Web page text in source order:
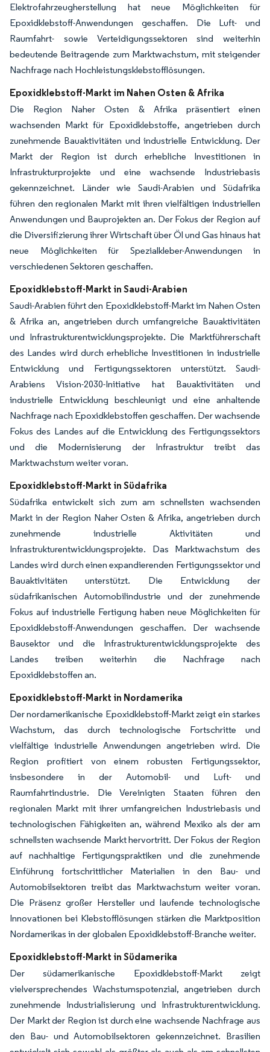
Elektrofahrzeugherstellung hat neue Möglichkeiten für
Epoxidklebstoff-Anwendungen geschaffen. Die Luft- und
Raumfahrt- sowie Verteidigungssektoren sind weiterhin
bedeutende Beitragende zum Marktwachstum, mit steigender
Nachfrage nach Hochleistungsklebstofflösungen.
Epoxidklebstoff-Markt im Nahen Osten & Afrika
Die Region Naher Osten & Afrika präsentiert einen
wachsenden Markt für Epoxidklebstoffe, angetrieben durch
zunehmende Bauaktivitäten und industrielle Entwicklung. Der
Markt der Region ist durch erhebliche Investitionen in
Infrastrukturprojekte und eine wachsende Industriebasis
gekennzeichnet. Länder wie Saudi-Arabien und Südafrika
führen den regionalen Markt mit ihren vielfältigen industriellen
Anwendungen und Bauprojekten an. Der Fokus der Region auf
die Diversifizierung ihrer Wirtschaft über Öl und Gas hinaus hat
neue Möglichkeiten für Spezialkleber-Anwendungen in
verschiedenen Sektoren geschaffen.
Epoxidklebstoff-Markt in Saudi-Arabien
Saudi-Arabien führt den Epoxidklebstoff-Markt im Nahen Osten
& Afrika an, angetrieben durch umfangreiche Bauaktivitäten
und Infrastrukturentwicklungsprojekte. Die Marktführerschaft
des Landes wird durch erhebliche Investitionen in industrielle
Entwicklung und Fertigungssektoren unterstützt. Saudi-
Arabiens Vision-2030-Initiative hat Bauaktivitäten und
industrielle Entwicklung beschleunigt und eine anhaltende
Nachfrage nach Epoxidklebstoffen geschaffen. Der wachsende
Fokus des Landes auf die Entwicklung des Fertigungssektors
und die Modernisierung der Infrastruktur treibt das
Marktwachstum weiter voran.
Epoxidklebstoff-Markt in Südafrika
Südafrika entwickelt sich zum am schnellsten wachsenden
Markt in der Region Naher Osten & Afrika, angetrieben durch
zunehmende industrielle Aktivitäten und
Infrastrukturentwicklungsprojekte. Das Marktwachstum des
Landes wird durch einen expandierenden Fertigungssektor und
Bauaktivitäten unterstützt. Die Entwicklung der
südafrikanischen Automobilindustrie und der zunehmende
Fokus auf industrielle Fertigung haben neue Möglichkeiten für
Epoxidklebstoff-Anwendungen geschaffen. Der wachsende
Bausektor und die Infrastrukturentwicklungsprojekte des
Landes treiben weiterhin die Nachfrage nach
Epoxidklebstoffen an.
Epoxidklebstoff-Markt in Nordamerika
Der nordamerikanische Epoxidklebstoff-Markt zeigt ein starkes
Wachstum, das durch technologische Fortschritte und
vielfältige industrielle Anwendungen angetrieben wird. Die
Region profitiert von einem robusten Fertigungssektor,
insbesondere in der Automobil- und Luft- und
Raumfahrtindustrie. Die Vereinigten Staaten führen den
regionalen Markt mit ihrer umfangreichen Industriebasis und
technologischen Fähigkeiten an, während Mexiko als der am
schnellsten wachsende Markt hervortritt. Der Fokus der Region
auf nachhaltige Fertigungspraktiken und die zunehmende
Einführung fortschrittlicher Materialien in den Bau- und
Automobilsektoren treibt das Marktwachstum weiter voran.
Die Präsenz großer Hersteller und laufende technologische
Innovationen bei Klebstofflösungen stärken die Marktposition
Nordamerikas in der globalen Epoxidklebstoff-Branche weiter.
Epoxidklebstoff-Markt in Südamerika
Der südamerikanische Epoxidklebstoff-Markt zeigt
vielversprechendes Wachstumspotenzial, angetrieben durch
zunehmende Industrialisierung und Infrastrukturentwicklung.
Der Markt der Region ist durch eine wachsende Nachfrage aus
den Bau- und Automobilsektoren gekennzeichnet. Brasilien